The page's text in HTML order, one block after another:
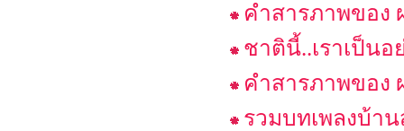
คำสารภาพของ
ชาตินี้..เราเป็นอ
คำสารภาพของ
รวมบทเพลงบ้า